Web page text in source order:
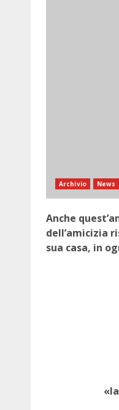
Archivio News
Anche
dell’amicizia
sua casa, in